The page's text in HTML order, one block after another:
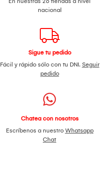
nacional
Sigue tu pedido
Fácil y rápido sólo con tu DNI. Seguir
pedido
Chatea con nosotros
Escríbenos a nuestro Whatsapp
Chat